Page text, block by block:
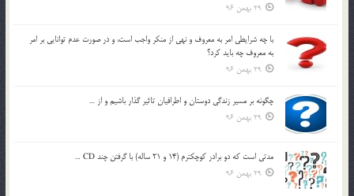
29 بهمن 96
با چه شرايطي امر به معروف و نهي از منکر واجب است، و در صورت عدم توانايي بر امر
به معروف چه بايد کرد؟
29 بهمن 96
چگونه بر مسير زندگي دوستان و اطرافيان تاثير گذار باشيم و از …
29 بهمن 96
مدتي است كه دو برادر كوچكترم (14 و 21 ساله) با گرفتن چند CD …
29 بهمن 96